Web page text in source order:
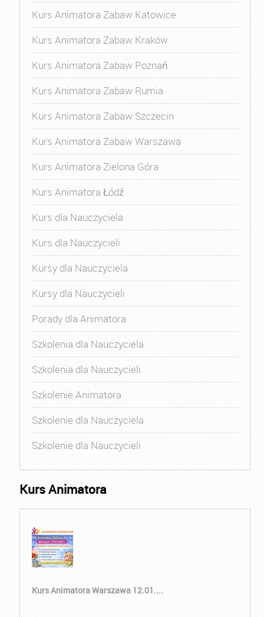
Kurs Animatora Zabaw Katowice
Kurs Animatora Zabaw Kraków
Kurs Animatora Zabaw Poznań
Kurs Animatora Zabaw Rumia
Kurs Animatora Zabaw Szczecin
Kurs Animatora Zabaw Warszawa
Kurs Animatora Zielona Góra
Kurs Animatora Łódź
Kurs dla Nauczyciela
Kurs dla Nauczycieli
Kursy dla Nauczyciela
Kursy dla Nauczycieli
Porady dla Animatora
Szkolenia dla Nauczyciela
Szkolenia dla Nauczycieli
Szkolenie Animatora
Szkolenie dla Nauczyciela
Szkolenie dla Nauczycieli
Kurs Animatora
Kurs Animatora Warszawa 12.01....